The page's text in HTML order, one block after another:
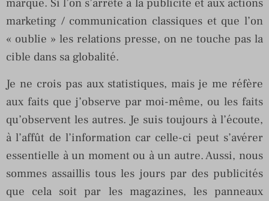
marque. Si l’on s’arrête à la publicité et aux actions
marketing / communication classiques et que l’on
« oublie » les relations presse, on ne touche pas la
cible dans sa globalité.
Je ne crois pas aux statistiques, mais je me réfère
aux faits que j’observe par moi-même, ou les faits
qu’observent les autres. Je suis toujours à l’écoute,
à l’affût de l’information car celle-ci peut s’avérer
essentielle à un moment ou à un autre. Aussi, nous
sommes assaillis tous les jours par des publicités
que cela soit par les magazines, les panneaux